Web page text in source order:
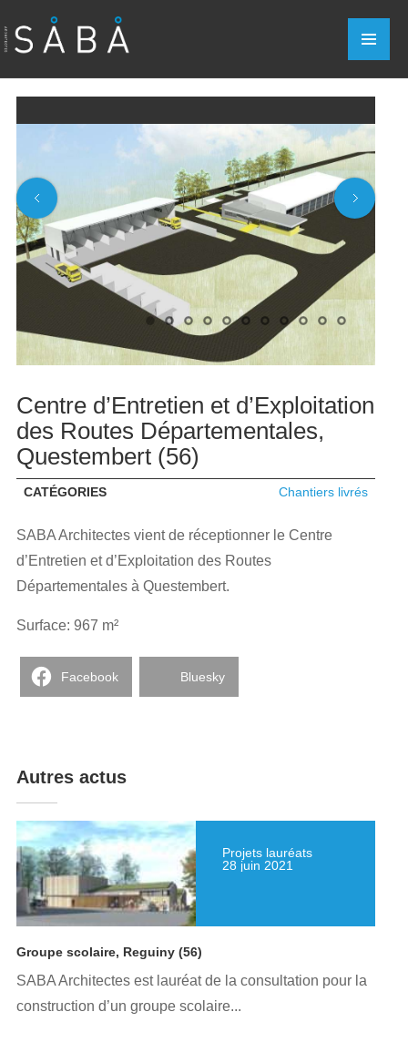
Centre d’Entretien et d’Exploitation
des Routes Départementales,
Questembert (56)
CATÉGORIES Chantiers livrés
SABA Architectes vient de réceptionner le Centre
d’Entretien et d’Exploitation des Routes
Départementales à Questembert.
Surface: 967 m²
Facebook Bluesky
Autres actus
Projets lauréats
28 juin 2021
Groupe scolaire, Reguiny (56)
SABA Architectes est lauréat de la consultation pour la
construction d’un groupe scolaire...